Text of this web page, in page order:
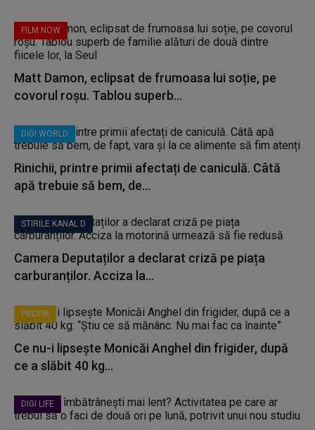
FILM NOW
Matt Damon, eclipsat de frumoasa lui soție, pe
covorul roșu. Tablou superb...
DIGI WORLD
Rinichii, printre primii afectați de caniculă. Câtă
apă trebuie să bem, de...
STIRILE KANAL D
Camera Deputaților a declarat criză pe piața
carburanților. Acciza la...
PROFM
Ce nu-i lipsește Monicăi Anghel din frigider, după
ce a slăbit 40 kg...
DIGI LIFE